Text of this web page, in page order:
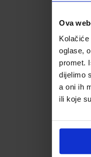
Ova
oglase,
promet.
dijelimo
a oni ih
ili koje